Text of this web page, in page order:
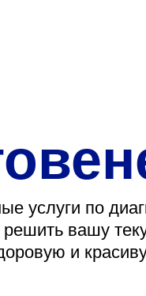
услуги по
вашу
и